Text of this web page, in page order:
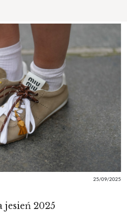
25/09/2025
jesień 2025